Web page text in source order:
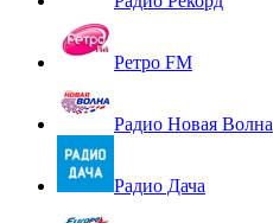
Ретро FM
Радио Новая Волна
Радио Дача